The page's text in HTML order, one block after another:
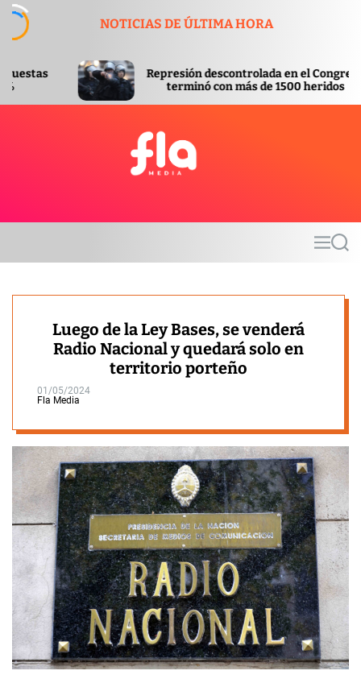
t
NOTICIAS DE ÚLTIMA HORA
Represión descontrolada en el Congreso
terminó con más de 1500 heridos
a
MS
Luego de la Ley Bases, se venderá
Radio Nacional y quedará solo en
territorio porteño
01/05/2024
Fla Media